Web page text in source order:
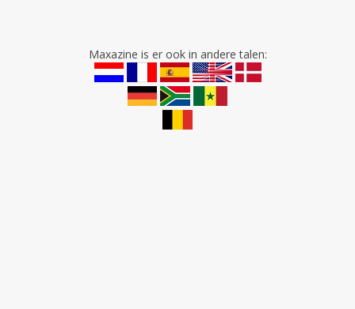
Maxazine is er ook in andere talen: